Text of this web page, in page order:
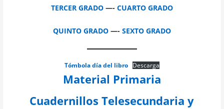
TERCER GRADO—- CUARTO GRADO
QUINTO GRADO—- SEXTO GRADO
Tómbola día del libro Descarga
Material Primaria
Cuadernillos Telesecundaria y